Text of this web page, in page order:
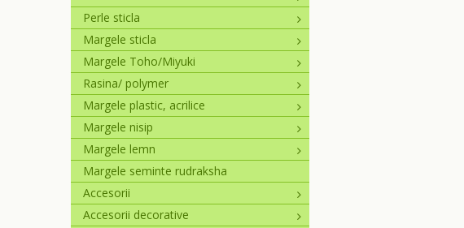
Perle sticla
Margele sticla
Margele Toho/Miyuki
Rasina/ polymer
Margele plastic, acrilice
Margele nisip
Margele lemn
Margele seminte rudraksha
Accesorii
Accesorii decorative